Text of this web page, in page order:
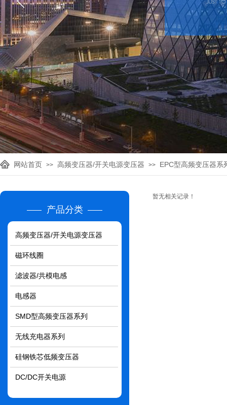
网站首页 >> 高频变压器/开关电源变压器 >> EPC型高频变压器系
产品分类
高频变压器/开关电源变压器
磁环线圈
滤波器/共模电感
电感器
SMD型高频变压器系列
无线充电器系列
硅钢铁芯低频变压器
DC/DC开关电源
暂无相关记录！